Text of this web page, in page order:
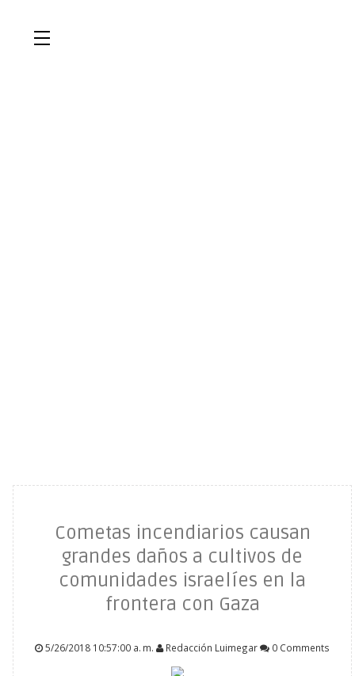
Cometas incendiarios causan
grandes daños a cultivos de
comunidades israelíes en la
frontera con Gaza
5/26/2018 10:57:00 a. m. Redacción Luimegar 0 Comments